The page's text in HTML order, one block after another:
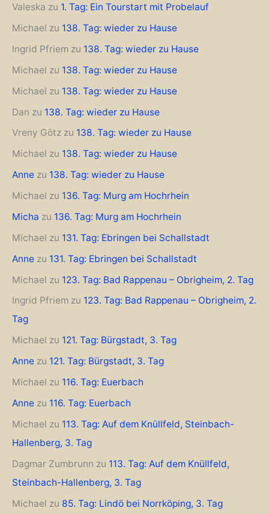
Valeska zu 1. Tag: Ein Tourstart mit Probelauf
Michael zu 138. Tag: wieder zu Hause
Ingrid Pfriem zu 138. Tag: wieder zu Hause
Michael zu 138. Tag: wieder zu Hause
Michael zu 138. Tag: wieder zu Hause
Dan zu 138. Tag: wieder zu Hause
Vreny Götz zu 138. Tag: wieder zu Hause
Michael zu 138. Tag: wieder zu Hause
Anne zu 138. Tag: wieder zu Hause
Michael zu 136. Tag: Murg am Hochrhein
Micha zu 136. Tag: Murg am Hochrhein
Michael zu 131. Tag: Ebringen bei Schallstadt
Anne zu 131. Tag: Ebringen bei Schallstadt
Michael zu 123. Tag: Bad Rappenau – Obrigheim, 2. Tag
Ingrid Pfriem zu 123. Tag: Bad Rappenau – Obrigheim, 2.
Tag
Michael zu 121. Tag: Bürgstadt, 3. Tag
Anne zu 121. Tag: Bürgstadt, 3. Tag
Michael zu 116. Tag: Euerbach
Anne zu 116. Tag: Euerbach
Michael zu 113. Tag: Auf dem Knüllfeld, Steinbach-
Hallenberg, 3. Tag
Dagmar Zumbrunn zu 113. Tag: Auf dem Knüllfeld,
Steinbach-Hallenberg, 3. Tag
Michael zu 85. Tag: Lindö bei Norrköping, 3. Tag